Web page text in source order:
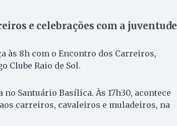
e celebrações com a juventude
às 8h com o Encontro dos Carreiros,
Clube Raio de Sol.
Santuário Basílica. Às 17h30, acontece
carreiros, cavaleiros e muladeiros, na